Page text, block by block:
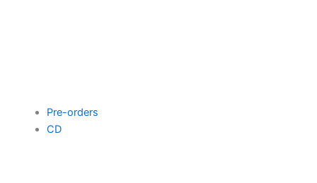
Pre-orders
CD